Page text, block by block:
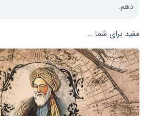
دهم.
مفید برای شما …